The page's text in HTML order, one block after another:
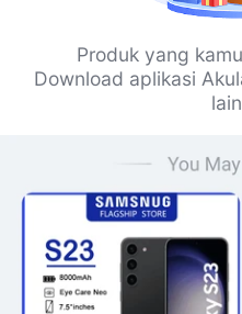
Produk yang
Download aplikasi